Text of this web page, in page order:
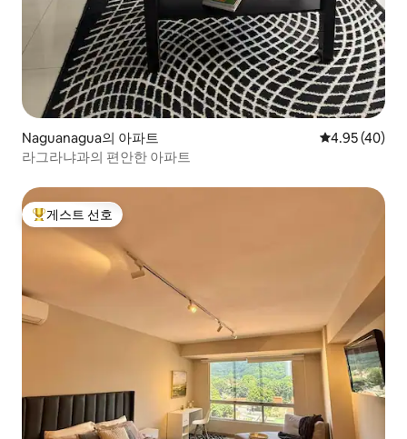
Naguanagua의 아파트 평점 4.95점(5
4.95 (40)
라그라냐과의 편안한 아파트
상위 게스트 선호
게스트 선호